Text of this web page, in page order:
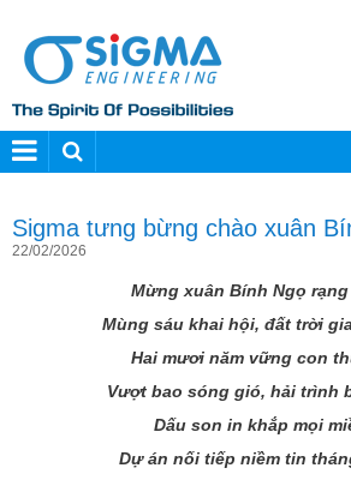
Sigma tưng bừng chào xuân
22/02/2026
Mừng xuân Bính Ngọ
Mùng sáu khai hội, đất trời
Hai mươi năm vững con
Vượt bao sóng gió, hải trình
Dấu son in khắp mọi
Dự án nối tiếp niềm tin